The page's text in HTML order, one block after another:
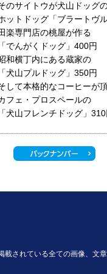
のサイトウが犬山ドッグ
ットドッグ「ブラートヴ
楽専門店の桃屋が作る
「でんがくドッグ」400円
和横丁内にある蔵家の
「犬山プルドッグ」350円
して本格的なコーヒーが
フェ・プロスペールの
「犬山フレンチドッグ」310
載されている全ての画像、文